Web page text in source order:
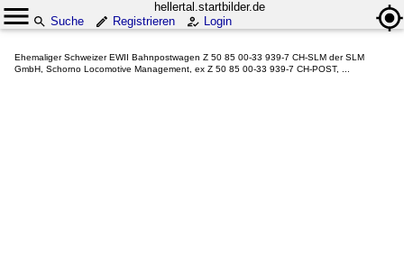
hellertal.startbilder.de
Suche
Registrieren Login
Ehemaliger Schweizer EWII Bahnpostwagen Z 50 85 00-33 939-7 CH-SLM der SLM
GmbH, Schorno Locomotive Management, ex Z 50 85 00-33 939-7 CH-POST, ...